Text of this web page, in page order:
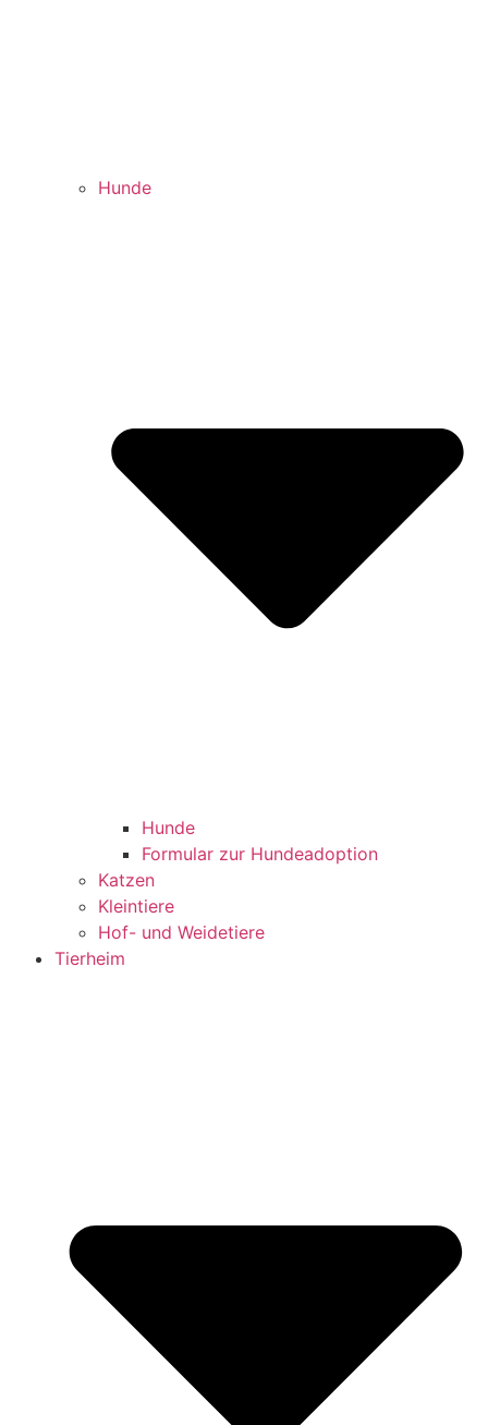
Hunde
Hunde
Formular zur Hundeadoption
Katzen
Kleintiere
Hof- und Weidetiere
Tierheim